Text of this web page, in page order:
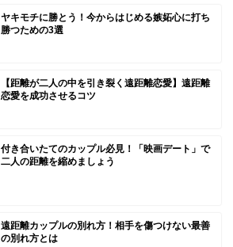
ヤキモチに勝とう！今からはじめる嫉妬心に打ち
勝つための3選
【距離が二人の中を引き裂く遠距離恋愛】遠距離
恋愛を成功させるコツ
付き合いたてのカップル必見！「映画デート」で
二人の距離を縮めましょう
遠距離カップルの別れ方！相手を傷つけない最善
の別れ方とは